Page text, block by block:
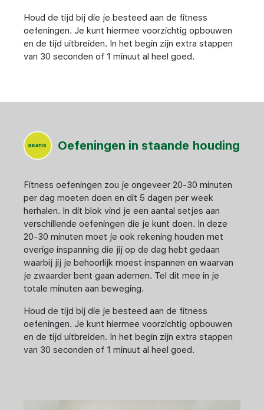
Houd de tijd bij die je besteed aan de fitness
oefeningen. Je kunt hiermee voorzichtig opbouwen
en de tijd uitbreiden. In het begin zijn extra stappen
van 30 seconden of 1 minuut al heel goed.
Oefeningen in staande houding
Fitness oefeningen zou je ongeveer 20-30 minuten
per dag moeten doen en dit 5 dagen per week
herhalen. In dit blok vind je een aantal setjes aan
verschillende oefeningen die je kunt doen. In deze
20-30 minuten moet je ook rekening houden met
overige inspanning die jij op de dag hebt gedaan
waarbij jij je behoorlijk moest inspannen en waarvan
je zwaarder bent gaan ademen. Tel dit mee in je
totale minuten aan beweging.
Houd de tijd bij die je besteed aan de fitness
oefeningen. Je kunt hiermee voorzichtig opbouwen
en de tijd uitbreiden. In het begin zijn extra stappen
van 30 seconden of 1 minuut al heel goed.